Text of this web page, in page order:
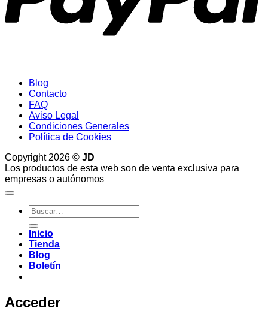
Blog
Contacto
FAQ
Aviso Legal
Condiciones Generales
Política de Cookies
Copyright 2026 © JD
Los productos de esta web son de venta exclusiva para
empresas o autónomos
Buscar
por:
Inicio
Tienda
Blog
Boletín
Acceder